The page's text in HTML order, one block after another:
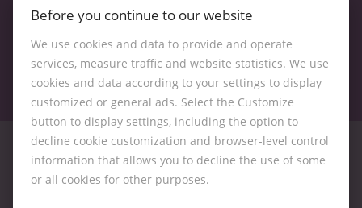
Nastavenie cookies
Before you continue to our website
We use cookies and data to provide and operate
services, measure traffic and website statistics. We use
cookies and data according to your settings to display
customized or general ads. Select the Customize
button to display settings, including the option to
decline cookie customization and browser-level control
information that allows you to decline the use of some
or all cookies for other purposes.